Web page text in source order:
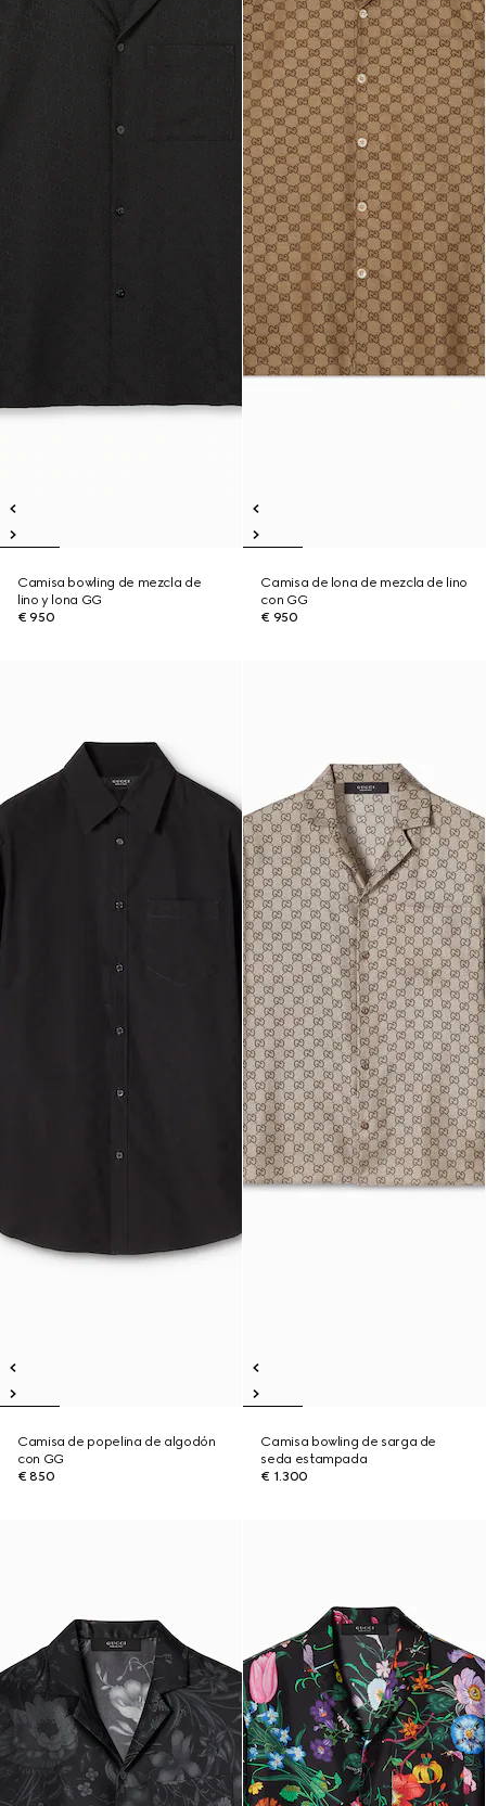
Camisa bowling de mezcla de
lino y lona GG
€ 950
Camisa de lona de mezcla de lino
con GG
€ 950
Camisa de popelina de algodón
con GG
€ 850
Camisa bowling de sarga de
seda estampada
€ 1.300